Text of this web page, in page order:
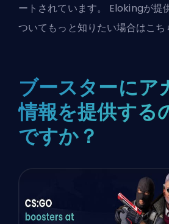
ートされています。 Elokingが提
ついてもっと知りたい場合はこち
ブースターにア
情報を提供する
ですか？